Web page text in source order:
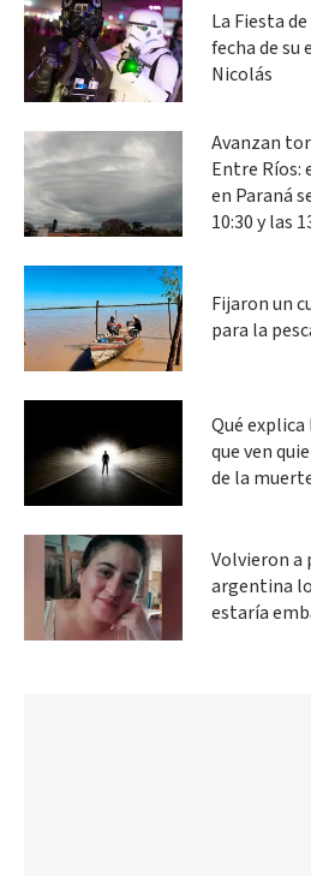
La Fiesta
fecha de su
Nicolás
Avanzan
Entre Ríos:
en Paraná
10:30 y las
Fijaron un
para la
Qué
que ven
de la
Volvieron a
argentina
estaría